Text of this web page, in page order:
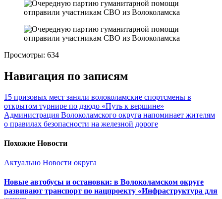
Просмотры: 634
Навигация по записям
15 призовых мест заняли волоколамские спортсмены в
открытом турнире по дзюдо «Путь к вершине»
Администрация Волоколамского округа напоминает жителям
о правилах безопасности на железной дороге
Похожие Новости
Актуально Новости округа
Новые автобусы и остановки: в Волоколамском округе
развивают транспорт по нацпроекту «Инфраструктура для